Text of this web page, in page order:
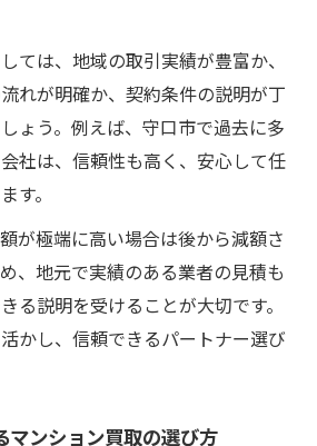
ては、地域の取引実績が豊富か、
れが明確か、契約条件の説明が丁
ょう。例えば、守口市で過去に多
社は、信頼性も高く、安心して任
す。
が極端に高い場合は後から減額さ
、地元で実績のある業者の見積も
る説明を受けることが大切です。
かし、信頼できるパートナー選び
マンション買取の選び方